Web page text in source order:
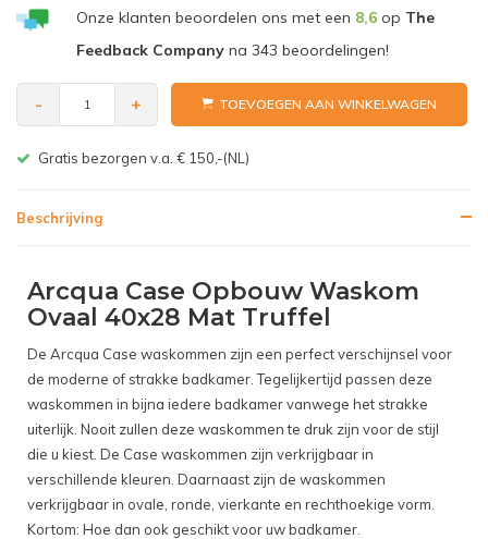
Onze klanten beoordelen ons met een 8,6op The
Feedback Companyna 343 beoordelingen!
- + TOEVOEGEN AAN WINKELWAGEN
Gratis bezorgen v.a. € 150,-(NL)
Beschrijving
Arcqua Case Opbouw Waskom
Ovaal 40x28 Mat Truffel
De Arcqua Case waskommen zijn een perfect verschijnsel voor
de moderne of strakke badkamer. Tegelijkertijd passen deze
waskommen in bijna iedere badkamer vanwege het strakke
uiterlijk. Nooit zullen deze waskommen te druk zijn voor de stijl
die u kiest. De Case waskommen zijn verkrijgbaar in
verschillende kleuren. Daarnaast zijn de waskommen
verkrijgbaar in ovale, ronde, vierkante en rechthoekige vorm.
Kortom: Hoe dan ook geschikt voor uw badkamer.